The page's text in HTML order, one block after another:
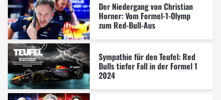
Der Niedergang von Christian
Horner: Vom Formel-1-Olymp
zum Red-Bull-Aus
Sympathie für den Teufel: Red
Bulls tiefer Fall in der Formel 1
2024